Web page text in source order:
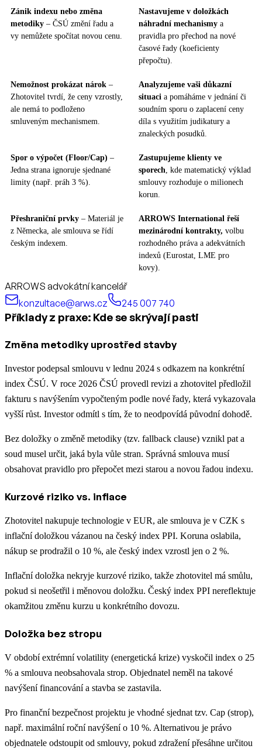
Zánik indexu nebo změna
metodiky – ČSÚ změní řadu a
vy nemůžete spočítat novou cenu.
Nastavujeme v doložkách
náhradní mechanismy a
pravidla pro přechod na nové
časové řady (koeficienty
přepočtu).
Nemožnost prokázat nárok –
Zhotovitel tvrdí, že ceny vzrostly,
ale nemá to podloženo
smluveným mechanismem.
Analyzujeme vaši důkazní
situaci a pomáháme v jednání či
soudním sporu o zaplacení ceny
díla s využitím judikatury a
znaleckých posudků.
Spor o výpočet (Floor/Cap) –
Jedna strana ignoruje sjednané
limity (např. práh 3 %).
Zastupujeme klienty ve
sporech, kde matematický výklad
smlouvy rozhoduje o milionech
korun.
Přeshraniční prvky – Materiál je
z Německa, ale smlouva se řídí
českým indexem.
ARROWS International řeší
mezinárodní kontrakty, volbu
rozhodného práva a adekvátních
indexů (Eurostat, LME pro
kovy).
ARROWS advokátní kancelář
konzultace@arws.cz
245 007 740
Příklady z praxe: Kde se skrývají pasti
Změna metodiky uprostřed stavby
Investor podepsal smlouvu v lednu 2024 s odkazem na konkrétní
index ČSÚ. V roce 2026 ČSÚ provedl revizi a zhotovitel předložil
fakturu s navýšením vypočteným podle nové řady, která vykazovala
vyšší růst. Investor odmítl s tím, že to neodpovídá původní dohodě.
Bez doložky o změně metodiky (tzv. fallback clause) vznikl pat a
soud musel určit, jaká byla vůle stran. Správná smlouva musí
obsahovat pravidlo pro přepočet mezi starou a novou řadou indexu.
Kurzové riziko vs. inflace
Zhotovitel nakupuje technologie v EUR, ale smlouva je v CZK s
inflační doložkou vázanou na český index PPI. Koruna oslabila,
nákup se prodražil o 10 %, ale český index vzrostl jen o 2 %.
Inflační doložka nekryje kurzové riziko, takže zhotovitel má smůlu,
pokud si neošetřil i měnovou doložku. Český index PPI nereflektuje
okamžitou změnu kurzu u konkrétního dovozu.
Doložka bez stropu
V období extrémní volatility (energetická krize) vyskočil index o 25
% a smlouva neobsahovala strop. Objednatel neměl na takové
navýšení financování a stavba se zastavila.
Pro finanční bezpečnost projektu je vhodné sjednat tzv. Cap (strop),
např. maximální roční navýšení o 10 %. Alternativou je právo
objednatele odstoupit od smlouvy, pokud zdražení přesáhne určitou